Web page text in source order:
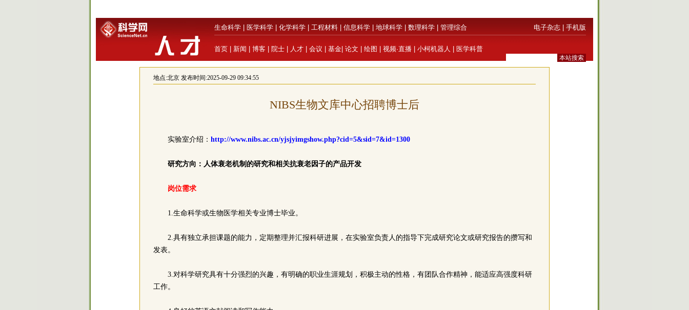
生命科学 医学科学 化学科学 工程材料 信息科学 地球科学 数理科学 管理综合 电子杂志 手机版
首页 新闻 博客 院士 人才 会议 基金 论文 绘图 视频·直播 小柯机器人 医学科普
地点:北京发布时间:2025-09-29 09:34:55
NIBS生物文库中心招聘博士后
实验室介绍： http://www.nibs.ac.cn/yjsjyimgshow.php?cid=5&sid=7&id=1300
研究方向：人体衰老机制的研究和相关抗衰老因子的产品开发
岗位需求
1.生命科学或生物医学相关专业博士毕业。
2.具有独立承担课题的能力，定期整理并汇报科研进展，在实验室负责人的指导下完成研究论文或研究报告的攒写和
发表。
3.对科学研究具有十分强烈的兴趣，有明确的职业生涯规划，积极主动的性格，有团队合作精神，能适应高强度科研
工作。